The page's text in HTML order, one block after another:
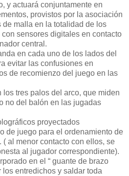
y actuará conjuntamente en
provistos por la asociación
de malla en la totalidad de los
sensores digitales en contacto
central.
en cada uno de los lados del
evitar las confusiones en
de recomienzo del juego en las
tres palos del arco, que miden
no del balón en las jugadas
proyectados
de juego para el ordenamiento de
( al menor contacto con ellos, se
al jugador correspondiente).
en el “ guante de brazo
los entredichos y saldar toda